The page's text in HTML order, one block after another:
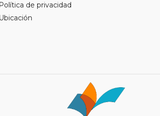
Política de privacidad
Ubicación